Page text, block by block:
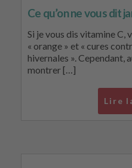
Ce qu’on ne vous dit
Si je vous dis vitamine C,
« orange » et « cures
hivernales ». Cependant,
montrer […]
Lire